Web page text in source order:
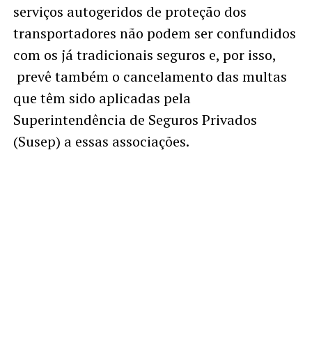
serviços autogeridos de proteção dos
transportadores não podem ser confundidos
com os já tradicionais seguros e, por isso,
prevê também o cancelamento das multas
que têm sido aplicadas pela
Superintendência de Seguros Privados
(Susep) a essas associações.